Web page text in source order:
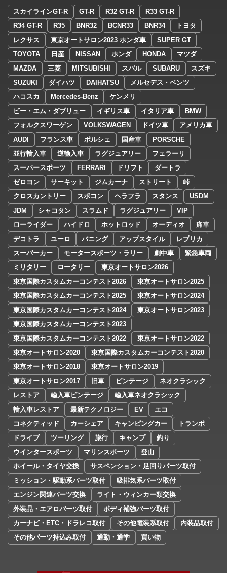
スカイラインGT-R GT-R R32 GT-R
R33 GT-R
R34 GT-R
R35 BNR32 BCNR33 BNR34
トヨタ
レクサス
東京オートサロン2023 ホンダ車
SUPER GT
TOYOTA
日産 NISSAN ホンダ HONDA
マツダ
MAZDA
三菱 MITSUBISHI スバル SUBARU
スズキ
SUZUKI
ダイハツ DAIHATSU
メルセデス・ベンツ
ハコスカ
Mercedes-Benz
ケンメリ
ビー・エム・ダブリュー
イギリス車 イタリア車
BMW
フォルクスワーゲン
VOLKSWAGEN ドイツ車
アメリカ車
AUDI
フランス車 ポルシェ 国産車
PORSCHE
並行輸入車
逆輸入車 ラグジュアリー
フェラーリ
スーパースポーツ
FERRARI ドリフト
ダートラ
ゼロヨン
サーキット ジムカーナ ストリート
峠
クロスカントリー
スポコン ヘラフラ スタンス
USDM
JDM
シャコタン スラムド ラグジュアリー
VIP
ローライダー
ハイドロ ホットロッド オーディオ
痛車
デコトラ
ユーロ バニング アップスタイル
レプリカ
スーパーカー
モータースポーツ・ラリー 劇中車
緊急車両
ミリタリー
ロータリー
東京オートサロン2026
東京国際カスタムカーコンテスト2026
東京オートサロン2025
東京国際カスタムカーコンテスト2025
東京オートサロン2024
東京国際カスタムカーコンテスト2024
東京オートサロン2023
東京国際カスタムカーコンテスト2023
東京国際カスタムカーコンテスト2022
東京オートサロン2022
東京オートサロン2020
東京国際カスタムカーコンテスト2020
東京オートサロン2018
東京オートサロン2019
東京オートサロン2017
旧車 ビンテージ
ネオクラシック
レストア
輸入車ビンテージ
輸入車ネオクラシック
輸入車レストア
最新テクノロジー EV
エコ
コネクティッド
カーシェア キャンピングカー
トランポ
ドライブ
ツーリング 旅行 キャンプ
釣り
ウインタースポーツ
マリンスポーツ
登山
ホイール・タイヤ交換
サスペンション・足回りパーツ取付
ミッション・駆動系パーツ取付
吸排気系パーツ取付
エンジン関連パーツ交換
ライト・ウィンカー類交換
外装品・エアロパーツ取付
ボディ補強パーツ取付
カーナビ・ETC・ドラレコ取付
その他電装系取付
内装品取付
その他パーツ持込み取付
通勤・通学 買い物